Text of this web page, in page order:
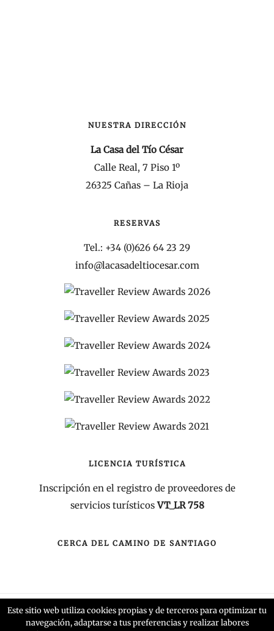
NUESTRA DIRECCIÓN
La Casa del Tío César
Calle Real, 7 Piso 1º
26325 Cañas – La Rioja
RESERVAS
Tel.: +34 (0)626 64 23 29
info@lacasadeltiocesar.com
LICENCIA TURÍSTICA
Inscripción en el registro de proveedores de
servicios turísticosVT_LR 758
CERCA DEL CAMINO DE SANTIAGO
Inicio Aviso Legal
Condiciones Generales
Política de privacidad
Política de Cookies Contacto
Este sitio web utiliza cookies propias y de terceros para optimizar tu
navegación, adaptarse a tus preferencias y realizar labores